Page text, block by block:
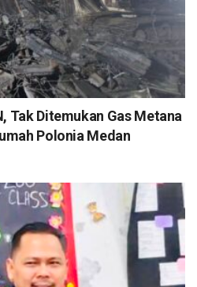
Tak Ditemukan Gas Metana
Polonia Medan